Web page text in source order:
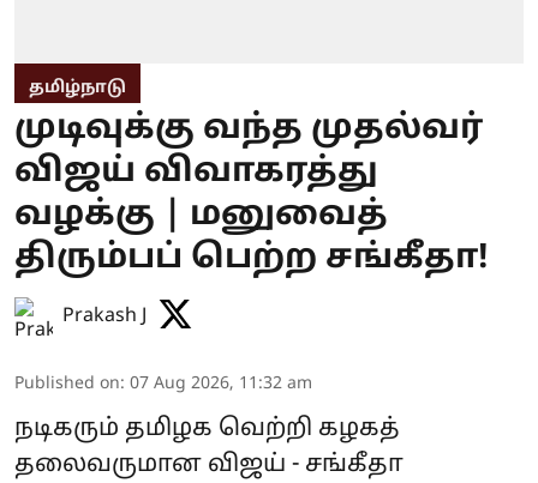
தமிழ்நாடு
முடிவுக்கு வந்த முதல்வர்
விஜய் விவாகரத்து
வழக்கு | மனுவைத்
திரும்பப் பெற்ற சங்கீதா!
Prakash J
Published on: 07 Aug 2026, 11:32 am
நடிகரும் தமிழக வெற்றி கழகத்
தலைவருமான விஜய் - சங்கீதா